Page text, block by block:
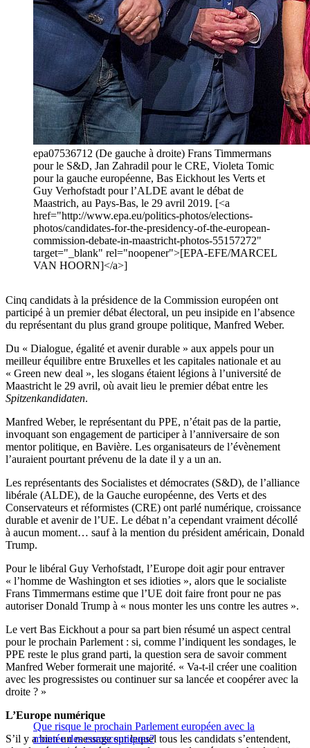
epa07536712 (De gauche à droite) Frans Timmermans
pour le S&D, Jan Zahradil pour le CRE, Violeta Tomic
pour la gauche européenne, Bas Eickhout les Verts et
Guy Verhofstadt pour l’ALDE avant le débat de
Maastrich, au Pays-Bas, le 29 avril 2019. [<a
href="http://www.epa.eu/politics-photos/elections-
photos/candidates-for-the-presidency-of-the-european-
commission-debate-in-maastricht-photos-55157272"
target="_blank" rel="noopener">[EPA-EFE/MARCEL
VAN HOORN]</a>]
Cinq candidats à la présidence de la Commission européen ont
participé à un premier débat électoral, un peu insipide en l’absence
du représentant du plus grand groupe politique, Manfred Weber.
Du « Dialogue, égalité et avenir durable » aux appels pour un
meilleur équilibre entre Bruxelles et les capitales nationale et au
« Green new deal », les slogans étaient légions à l’université de
Maastricht le 29 avril, où avait lieu le premier débat entre les
Spitzenkandidaten.
Manfred Weber, le représentant du PPE, n’était pas de la partie,
invoquant son engagement de participer à l’anniversaire de son
mentor politique, en Bavière. Les organisateurs de l’évènement
l’auraient pourtant prévenu de la date il y a un an.
Les représentants des Socialistes et démocrates (S&D), de l’alliance
libérale (ALDE), de la Gauche européenne, des Verts et des
Conservateurs et réformistes (CRE) ont parlé numérique, croissance
durable et avenir de l’UE. Le débat n’a cependant vraiment décollé
à aucun moment… sauf à la mention du président américain, Donald
Trump.
Pour le libéral Guy Verhofstadt, l’Europe doit agir pour entraver
« l’homme de Washington et ses idioties », alors que le socialiste
Frans Timmermans estime que l’UE doit faire front pour ne pas
autoriser Donald Trump à « nous monter les uns contre les autres ».
Le vert Bas Eickhout a pour sa part bien résumé un aspect central
pour le prochain Parlement : si, comme l’indiquent les sondages, le
PPE reste le plus grand parti, la question sera de savoir comment
Manfred Weber formerait une majorité. « Va-t-il créer une coalition
avec les progressistes ou continuer sur sa lancée et coopérer avec la
droite ? »
Que risque le prochain Parlement européen avec la
montée des eurosceptiques?
L’Europe numérique
S’il y a bien un message sur lequel tous les candidats s’entendent,